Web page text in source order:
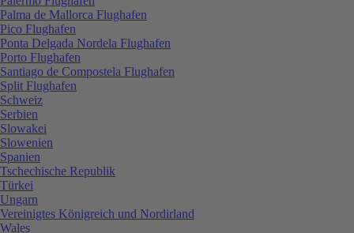
Palma de Mallorca Flughafen
Pico Flughafen
Ponta Delgada Nordela Flughafen
Porto Flughafen
Santiago de Compostela Flughafen
Split Flughafen
Schweiz
Serbien
Slowakei
Slowenien
Spanien
Tschechische Republik
Türkei
Ungarn
Vereinigtes Königreich und Nordirland
Wales